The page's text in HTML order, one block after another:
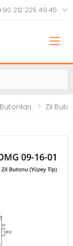
212 225 49 45
Zil